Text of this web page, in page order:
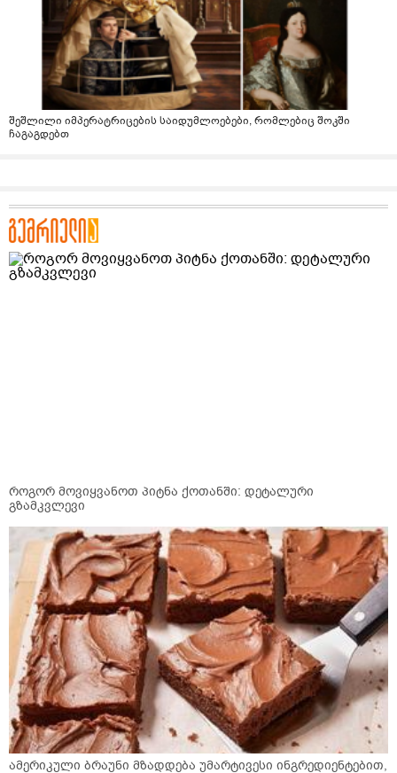
შეშლილი იმპერატრიცების საიდუმლოებები, რომლებიც შოკში
ჩაგაგდებთ
როგორ მოვიყვანოთ პიტნა ქოთანში: დეტალური
გზამკვლევი
ამერიკული ბრაუნი მზადდება უმარტივესი ინგრედიენტებით,